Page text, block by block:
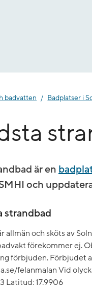
badvatten Badplatser i
är en
och
strandbad
allmän och sköts av
förekommer ej.
förbjuden. Förbjudet
felanmalan Vid
Latitud: 17.9906